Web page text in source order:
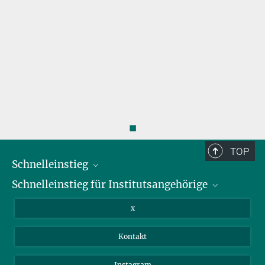
◼
TOP
Schnelleinstieg
Bibliothek
Schnelleinstieg für Institutsangehörige
Webmail
Nextcloud
x
Kontakt